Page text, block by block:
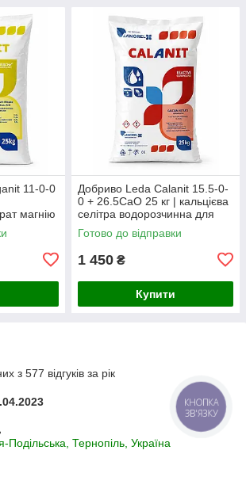
11-0-0
магнію
Добриво Leda Calanit 15.5-0-
0 + 26.5CaO 25 кг | кальцієва
селітра водорозчинна для
фертигації та листкового
підживлення, Бельгія
Готово до відправки
1 450 ₴
Купити
з 577 відгуків за рік
Тернопіль, Україна